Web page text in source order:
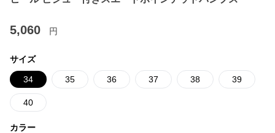
5,060 円
サイズ
34 35 36 37 38 39
40
カラー